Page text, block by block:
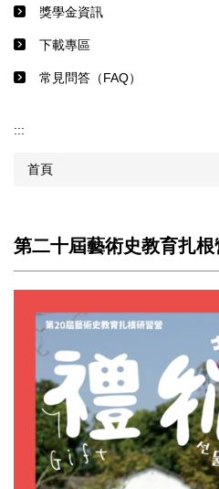
獎學金資訊
下載專區
常見問答（FAQ）
:::
首頁
第二十屆藝術史教育扎